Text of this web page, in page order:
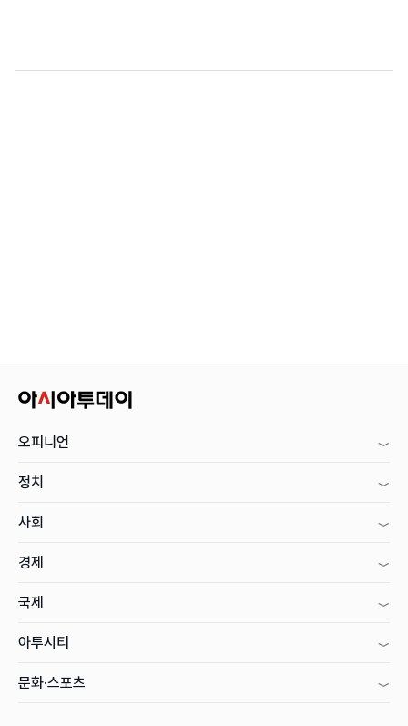
오피니언
정치
사회
경제
국제
아투시티
문화·스포츠